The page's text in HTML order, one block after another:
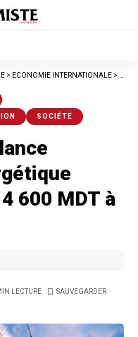
> ECONOMIE INTERNATIONALE >
SOCIÉTÉ
600 MDT à
LECTURE